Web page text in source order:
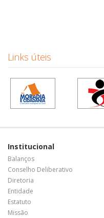
Links úteis
Institucional
Balanços
Conselho Deliberativo
Diretoria
Entidade
Estatuto
Missão